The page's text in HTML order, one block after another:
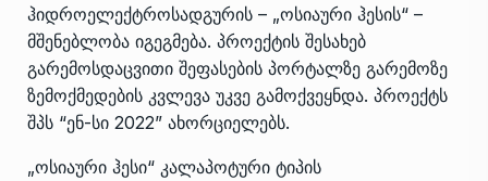
ჰიდროელექტროსადგურის – „ოსიაური ჰესის“ –
მშენებლობა იგეგმება. პროექტის შესახებ
გარემოსდაცვითი შეფასების პორტალზე გარემოზე
ზემოქმედების კვლევა უკვე გამოქვეყნდა. პროექტს
შპს “ენ-სი 2022” ახორციელებს.
„ოსიაური ჰესი“ კალაპოტური ტიპის